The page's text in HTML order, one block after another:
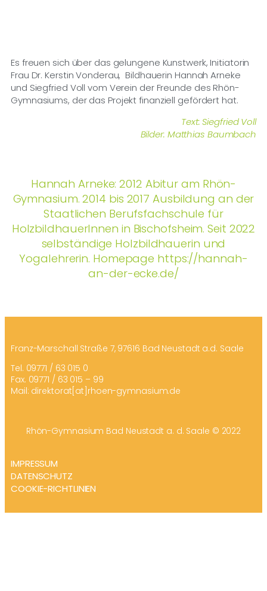
Es freuen sich über das gelungene Kunstwerk, Initiatorin
Frau Dr. Kerstin Vonderau, Bildhauerin Hannah Arneke
und Siegfried Voll vom Verein der Freunde des Rhön-
Gymnasiums, der das Projekt finanziell gefördert hat.
Text: Siegfried Voll
Bilder: Matthias Baumbach
Hannah Arneke: 2012 Abitur am Rhön-
Gymnasium. 2014 bis 2017 Ausbildung an der
Staatlichen Berufsfachschule für
HolzbildhauerInnen in Bischofsheim. Seit 2022
selbständige Holzbildhauerin und
Yogalehrerin. Homepage https://hannah-
an-der-ecke.de/
Franz-Marschall Straße 7, 97616 Bad Neustadt a.d. Saale
Tel. 09771 / 63 015 0
Fax. 09771 / 63 015 – 99
Mail: direktorat[at]rhoen-gymnasium.de
Rhön-Gymnasium Bad Neustadt a. d. Saale © 2022
IMPRESSUM
DATENSCHUTZ
COOKIE-RICHTLINIEN